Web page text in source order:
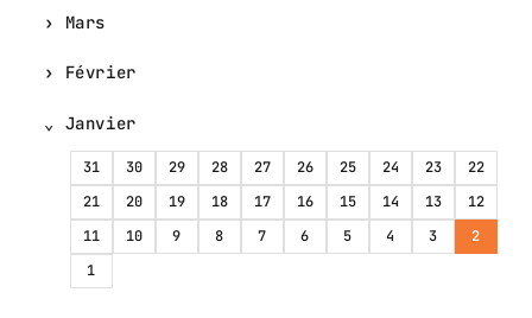
Mars
Février
Janvier
31 30 29 28 27 26 25 24 23
22
21
20 19 18 17 16 15 14 13
12
11
10 9 8 7 6 5 4 3
2
1